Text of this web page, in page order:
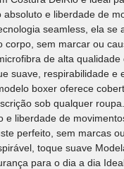
absoluto e liberdade de
seamless, ela se
corpo, sem marcar ou
de alta qualidade
suave, respirabilidade e
boxer oferece
sob qualquer
e liberdade de
perfeito, sem marcas
toque suave
para o dia a dia